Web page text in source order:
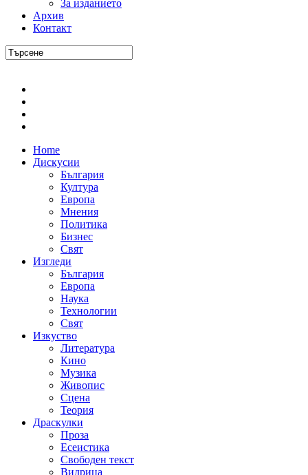
За изданието
Архив
Контакт
Home
Дискусии
България
Култура
Европа
Мнения
Политика
Бизнес
Свят
Изгледи
България
Европа
Наука
Технологии
Свят
Изкуство
Литература
Кино
Музика
Живопис
Сцена
Теория
Драскулки
Проза
Есеистика
Свободен текст
Видрица